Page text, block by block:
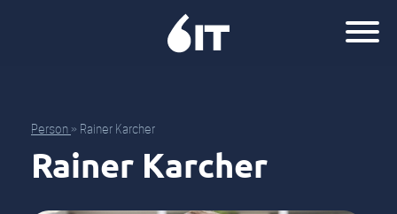
Person » Rainer Karcher
Rainer Karcher